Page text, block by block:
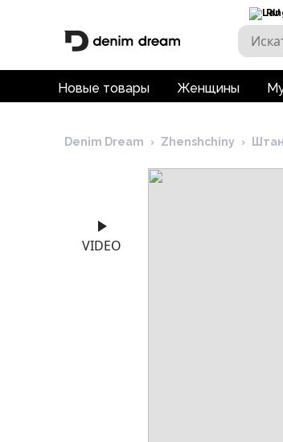
RU
Новые товары Женщины
Denim Dream › Zhenshchiny ›
VIDEO